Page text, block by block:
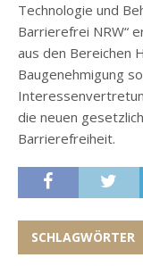
Technologie und
Barrierefrei NRW“
aus den Bereichen
Baugenehmigung
die neuen
Barrierefreiheit.
SCHLAGWÖRTER